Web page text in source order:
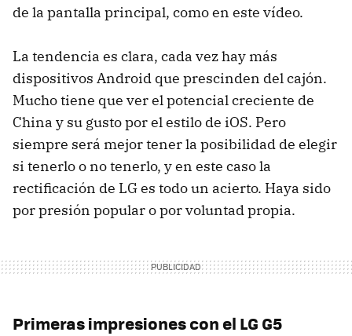
de la pantalla principal, como en este vídeo.
La tendencia es clara, cada vez hay más
dispositivos Android que prescinden del cajón.
Mucho tiene que ver el potencial creciente de
China y su gusto por el estilo de iOS. Pero
siempre será mejor tener la posibilidad de elegir
si tenerlo o no tenerlo, y en este caso la
rectificación de LG es todo un acierto. Haya sido
por presión popular o por voluntad propia.
Primeras impresiones con el LG G5